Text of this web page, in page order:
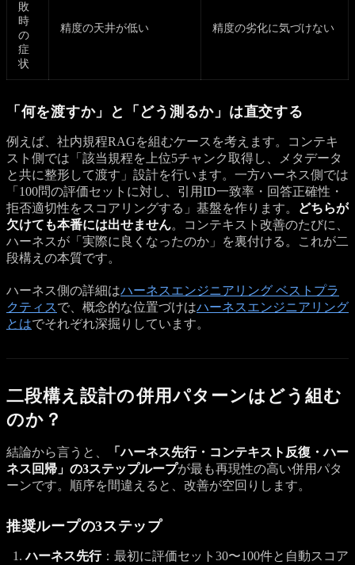
敗
時
の
症
状
精度の天井が低い 精度の劣化に気づけない
「何を渡すか」と「どう測るか」は直交する
例えば、社内規程RAGを組むケースを考えます。コンテキ
スト側では「該当規程を上位5チャンク取得し、メタデータ
と共に整形して渡す」設計を行います。一方ハーネス側では
「100問の評価セットに対し、引用ID一致率・回答正確性・
拒否適切性をスコアリングする」基盤を作ります。
どちらが
欠けても本番には出せません。コンテキスト改善のたびに、
ハーネスが「実際に良くなったのか」を裏付ける。これが二
段構えの本質です。
ハーネス側の詳細はハーネスエンジニアリング ベストプラ
クティスで、概念的な位置づけはハーネスエンジニアリング
とはでそれぞれ深掘りしています。
二段構え設計の併用パターンはどう組む
のか？
結論から言うと、
「ハーネス先行・コンテキスト反復・ハー
ネス回帰」の3ステップループが最も再現性の高い併用パタ
ーンです。順序を間違えると、改善が空回りします。
推奨ループの3ステップ
ハーネス先行：最初に評価セット30〜100件と自動スコア